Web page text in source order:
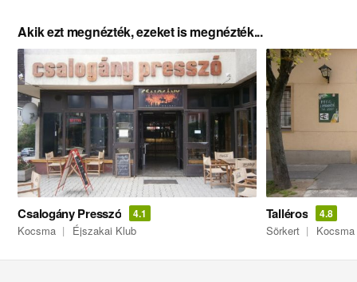
Akik ezt megnézték, ezeket is megnézték...
Csalogány Presszó 4.1
Kocsma Éjszakai Klub
Talléros 4.8
Sörkert Kocsma